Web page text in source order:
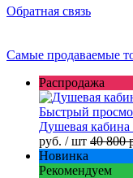
Обратная связь
Самые продаваемые
Распродажа
Быстрый
Душевая
руб. / шт 40 800
Новинка
Рекомендуем